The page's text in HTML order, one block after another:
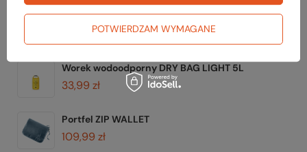
Karabinek ALU APNER
12,99 zł
Worek wodoodporny DRY BAG LIGHT 5L
33,99 zł
Portfel ZIP WALLET
109,99 zł
POTWIERDZAM WYMAGANE